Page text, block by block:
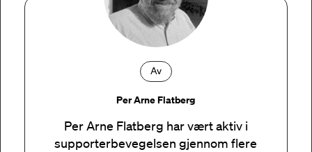
Av
Per Arne Flatberg
Per Arne Flatberg har vært aktiv i
supporterbevegelsen gjennom flere